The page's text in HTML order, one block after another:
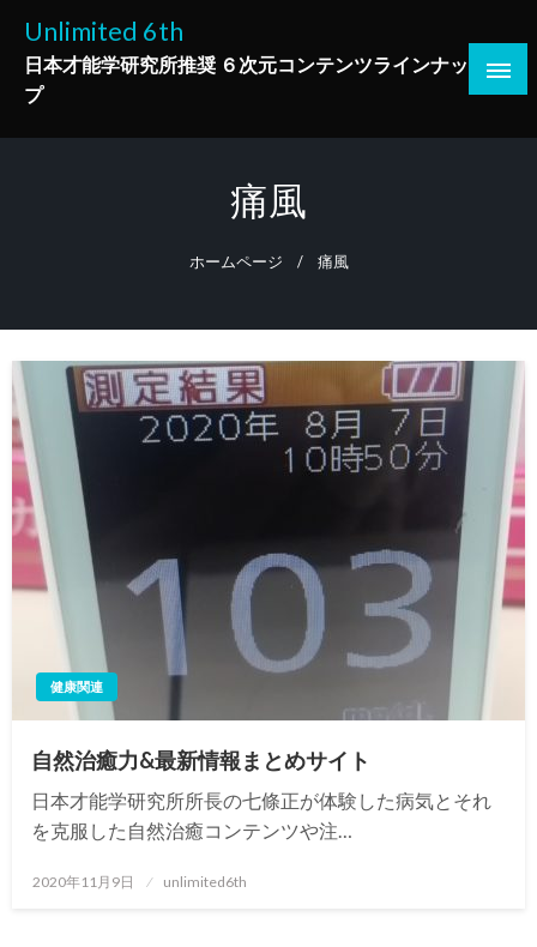
ツ
Unlimited 6th
日本才能学研究所推奨 ６次元コンテンツラインナッ
プ
痛風
ホームページ 痛風
健康関連
自然治癒力&最新情報まとめサイト
日本才能学研究所所長の七條正が体験した病気とそれ
を克服した自然治癒コンテンツや注…
投
2020年11月9日 unlimited6th